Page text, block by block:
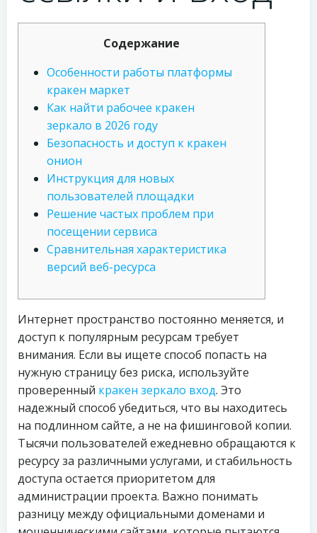
Содержание
Особенности работы платформы
кракен маркет
Как найти рабочее кракен
зеркало в 2026 году
Безопасность и доступ к кракен
онион
Инструкция для новых
пользователей площадки
Решение частых проблем при
посещении сервиса
Сравнительная характеристика
версий веб-ресурса
Интернет пространство постоянно меняется, и
доступ к популярным ресурсам требует
внимания. Если вы ищете способ попасть на
нужную страницу без риска, используйте
проверенный кракен зеркало вход. Это
надежный способ убедиться, что вы находитесь
на подлинном сайте, а не на фишинговой копии.
Тысячи пользователей ежедневно обращаются к
ресурсу за различными услугами, и стабильность
доступа остается приоритетом для
администрации проекта. Важно понимать
разницу между официальными доменами и